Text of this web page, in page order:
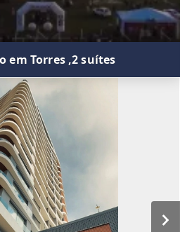
em Torres ,2 suítes